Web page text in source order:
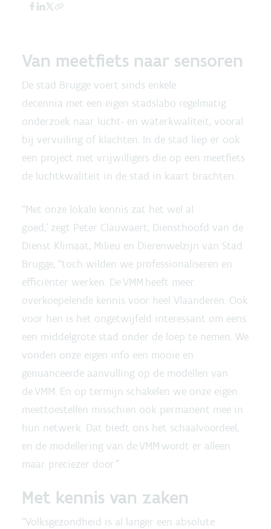
Van meetfiets naar sensoren
De stad Brugge voert sinds enkele
decennia met een eigen stadslabo regelmatig
onderzoek naar lucht- en waterkwaliteit, vooral
bij vervuiling of klachten. In de stad liep er ook
een project met vrijwilligers die op een meetfiets
de luchtkwaliteit in de stad in kaart brachten.
“Met onze lokale kennis zat het wel al
goed,’ zegt Peter Clauwaert, Diensthoofd van de
Dienst Klimaat, Milieu en Dierenwelzijn van Stad
Brugge, “toch wilden we professionaliseren en
efficiënter werken. De VMM heeft meer
overkoepelende kennis voor heel Vlaanderen. Ook
voor hen is het ongetwijfeld interessant om eens
een middelgrote stad onder de loep te nemen. We
vonden onze eigen info een mooie en
genuanceerde aanvulling op de modellen van
de VMM. En op termijn schakelen we onze eigen
meettoestellen misschien ook permanent mee in
hun netwerk. Dat biedt ons het schaalvoordeel,
en de modellering van de VMM wordt er alleen
maar preciezer door.”
Met kennis van zaken
“Volksgezondheid is al langer een absolute